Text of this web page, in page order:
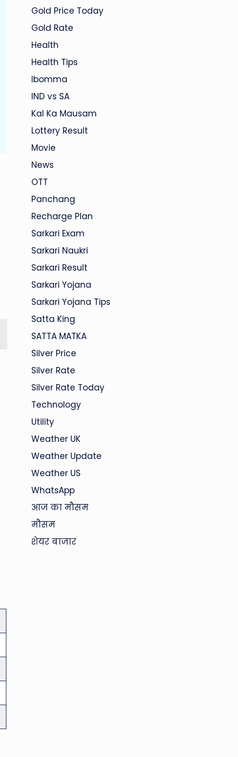
Gold Price Today
Gold Rate
Health
Health Tips
Ibomma
IND vs SA
Kal Ka Mausam
Lottery Result
Movie
News
OTT
Panchang
Recharge Plan
Sarkari Exam
Sarkari Naukri
Sarkari Result
Sarkari Yojana
Sarkari Yojana Tips
Satta King
SATTA MATKA
Silver Price
Silver Rate
Silver Rate Today
Technology
Utility
Weather UK
Weather Update
Weather US
WhatsApp
आज का मौसम
मौसम
शेयर बाजार